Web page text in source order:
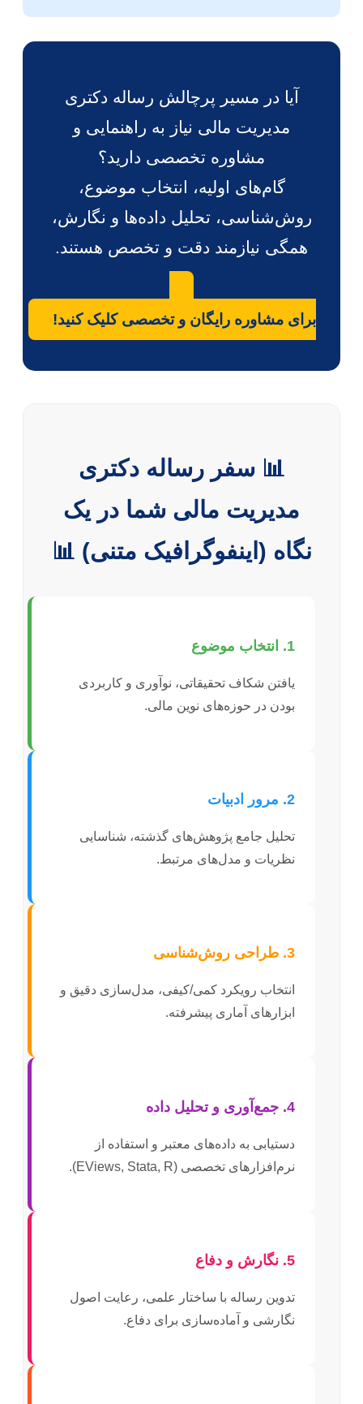
آیا در مسیر پرچالش رساله دکتری
مدیریت مالی نیاز به راهنمایی و
مشاوره تخصصی دارید؟
گام‌های اولیه، انتخاب موضوع،
روش‌شناسی، تحلیل داده‌ها و نگارش،
همگی نیازمند دقت و تخصص هستند.
برای مشاوره رایگان و تخصصی کلیک کنید!
📊 سفر رساله دکتری
مدیریت مالی شما در یک
نگاه (اینفوگرافیک متنی) 📊
1. انتخاب موضوع
یافتن شکاف تحقیقاتی، نوآوری و کاربردی
بودن در حوزه‌های نوین مالی.
2. مرور ادبیات
تحلیل جامع پژوهش‌های گذشته، شناسایی
نظریات و مدل‌های مرتبط.
3. طراحی روش‌شناسی
انتخاب رویکرد کمی/کیفی، مدل‌سازی دقیق و
ابزارهای آماری پیشرفته.
4. جمع‌آوری و تحلیل داده
دستیابی به داده‌های معتبر و استفاده از
نرم‌افزارهای تخصصی (EViews, Stata, R).
5. نگارش و دفاع
تدوین رساله با ساختار علمی، رعایت اصول
نگارشی و آماده‌سازی برای دفاع.